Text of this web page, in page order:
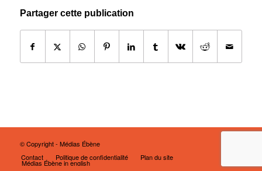
Partager cette publication
© Copyright - Médias Ébène
Contact
Politique de confidentialité Plan du site
Médias Ébène in english